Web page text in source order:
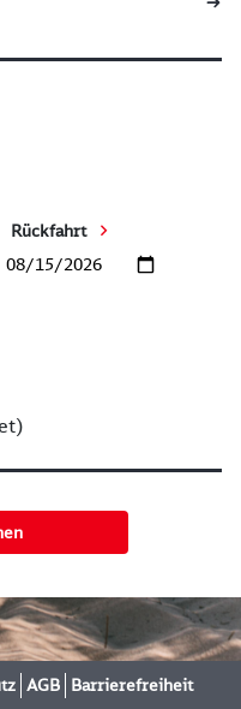
Rückfahrt
AGB Barrierefreiheit